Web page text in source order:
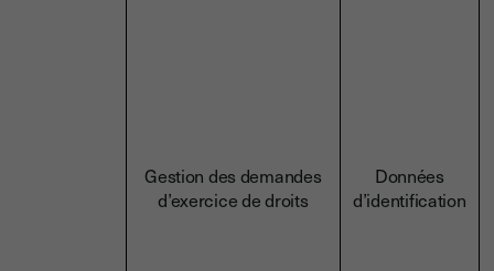
Gestion des demandes
d’exercice de droits
Données
d’identification